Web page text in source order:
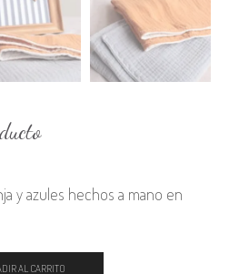
y azules hechos a mano en
AL CARRITO